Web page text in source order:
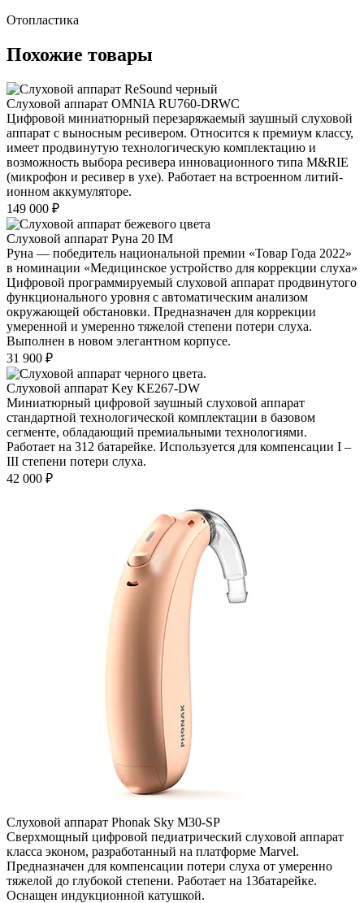
Отопластика
Похожие товары
Слуховой аппарат OMNIA RU760-DRWC
Цифровой миниатюрный перезаряжаемый заушный слуховой
аппарат с выносным ресивером. Относится к премиум классу,
имеет продвинутую технологическую комплектацию и
возможность выбора ресивера инновационного типа M&RIE
(микрофон и ресивер в ухе). Работает на встроенном литий-
ионном аккумуляторе.
149 000 ₽
Слуховой аппарат Руна 20 IM
Руна — победитель национальной премии «Товар Года 2022»
в номинации «Медицинское устройство для коррекции слуха»
Цифровой программируемый слуховой аппарат продвинутого
функционального уровня с автоматическим анализом
окружающей обстановки. Предназначен для коррекции
умеренной и умеренно тяжелой степени потери слуха.
Выполнен в новом элегантном корпусе.
31 900 ₽
Слуховой аппарат Key KE267-DW
Миниатюрный цифровой заушный слуховой аппарат
стандартной технологической комплектации в базовом
сегменте, обладающий премиальными технологиями.
Работает на 312 батарейке. Используется для компенсации I –
III степени потери слуха.
42 000 ₽
Слуховой аппарат Phonak Sky M30-SP
Сверхмощный цифровой педиатрический слуховой аппарат
класса эконом, разработанный на платформе Marvel.
Предназначен для компенсации потери слуха от умеренно
тяжелой до глубокой степени. Работает на 13батарейке.
Оснащен индукционной катушкой.